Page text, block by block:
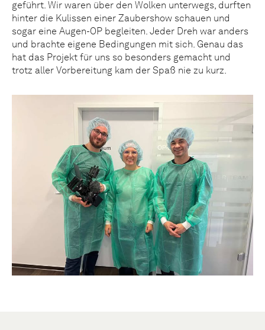
geführt. Wir waren über den Wolken unterwegs, durften
hinter die Kulissen einer Zaubershow schauen und
sogar eine Augen-OP begleiten. Jeder Dreh war anders
und brachte eigene Bedingungen mit sich. Genau das
hat das Projekt für uns so besonders gemacht und
trotz aller Vorbereitung kam der Spaß nie zu kurz.